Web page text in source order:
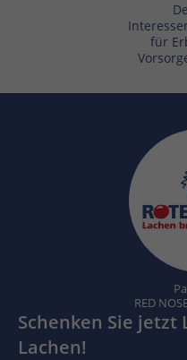
für
RED
Schenken Sie jetzt
Lachen!